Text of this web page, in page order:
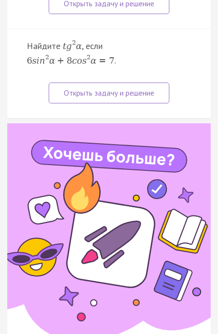
Найдите tg2α, если
6sin 2α + 8cos2α = 7.